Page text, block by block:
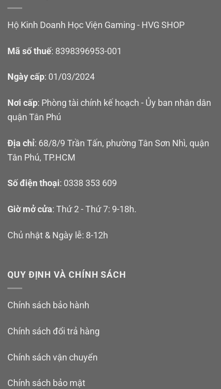
Hộ Kinh Doanh Học Viện Gaming - HVG SHOP
Mã số thuế: 8398396953-001
Ngày cấp: 01/03/2024
Nơi cấp: Phòng tài chính kế hoạch - Ủy ban nhân dân
quận Tân Phú
Địa chỉ: 68/8/9 Trần Tấn, phường Tân Sơn Nhì, quận
Tân Phú, TP.HCM
Số điện thoại: 0338 353 609
Giờ mở cửa: Thứ 2 - Thứ 7: 9-18h.
Chủ nhật & Ngày lễ: 8-12h
QUY ĐỊNH VÀ CHÍNH SÁCH
Chính sách bảo hành
Chính sách đổi trả hàng
Chính sách vận chuyển
Chính sách bảo mật